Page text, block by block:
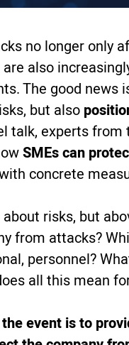
no longer only
are also
The good news
but also
talk, experts
SMEs can
concrete
risks, but
from attacks?
personnel?
all this mean
event is to